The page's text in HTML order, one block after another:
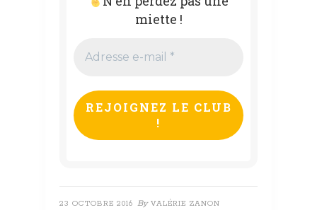
miette !
e-
*
23 OCTOBRE 2016 By VALÉRIE ZANON